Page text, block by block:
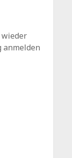
wieder
anmelden